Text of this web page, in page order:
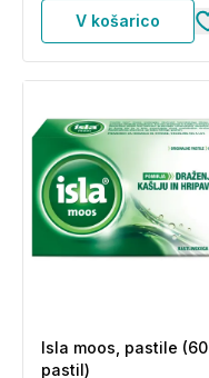
V košarico
Isla moos, pastile (60
pastil)